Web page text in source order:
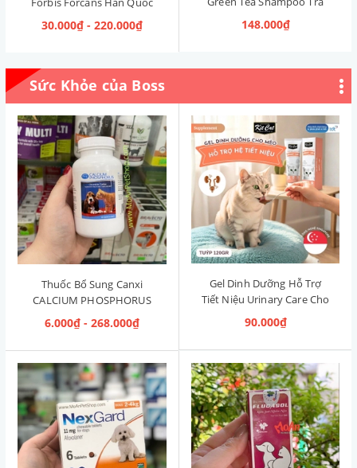
White Curly Coat [Lông
Trắng Xoăn]
30.000₫ - 220.000₫
Xanh 1L
148.000₫
Sức Khỏe của Boss
Thuốc Bổ Sung Canxi
CALCIUM PHOSPHORUS
Mỹ (Hộp 50 viên)
6.000₫ - 268.000₫
Gel Dinh Dưỡng Hỗ Trợ
Tiết Niệu Urinary Care Cho
Mèo KitCat Singapore 120g
90.000₫